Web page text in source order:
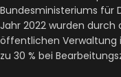
Bundesministeriums für
Jahr 2022 wurden durch
öffentlichen Verwaltung
zu 30 % bei